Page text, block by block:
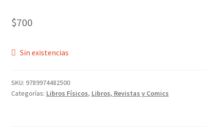
novedades
$700
Sin existencias
SKU: 9789974482500
Categorías: Libros Físicos, Libros, Revistas y Comics